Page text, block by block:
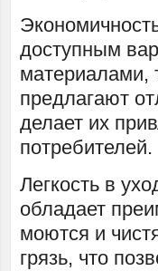
доступным
материалами,
предлагают
делает их
потребителей.
Легкость в
обладает
моются и
грязь, что